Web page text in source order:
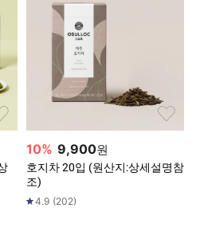
10% 9,900원
호지차 20입 (원산지:상세설명참
조)
4.9 (202)